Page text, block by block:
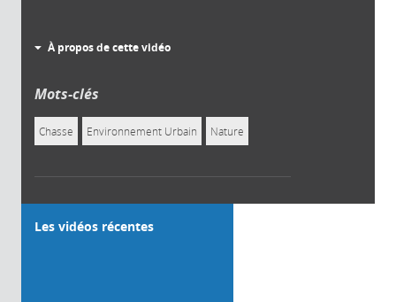
À propos de cette vidéo
Mots-clés
Chasse Environnement Urbain Nature
Les vidéos récentes